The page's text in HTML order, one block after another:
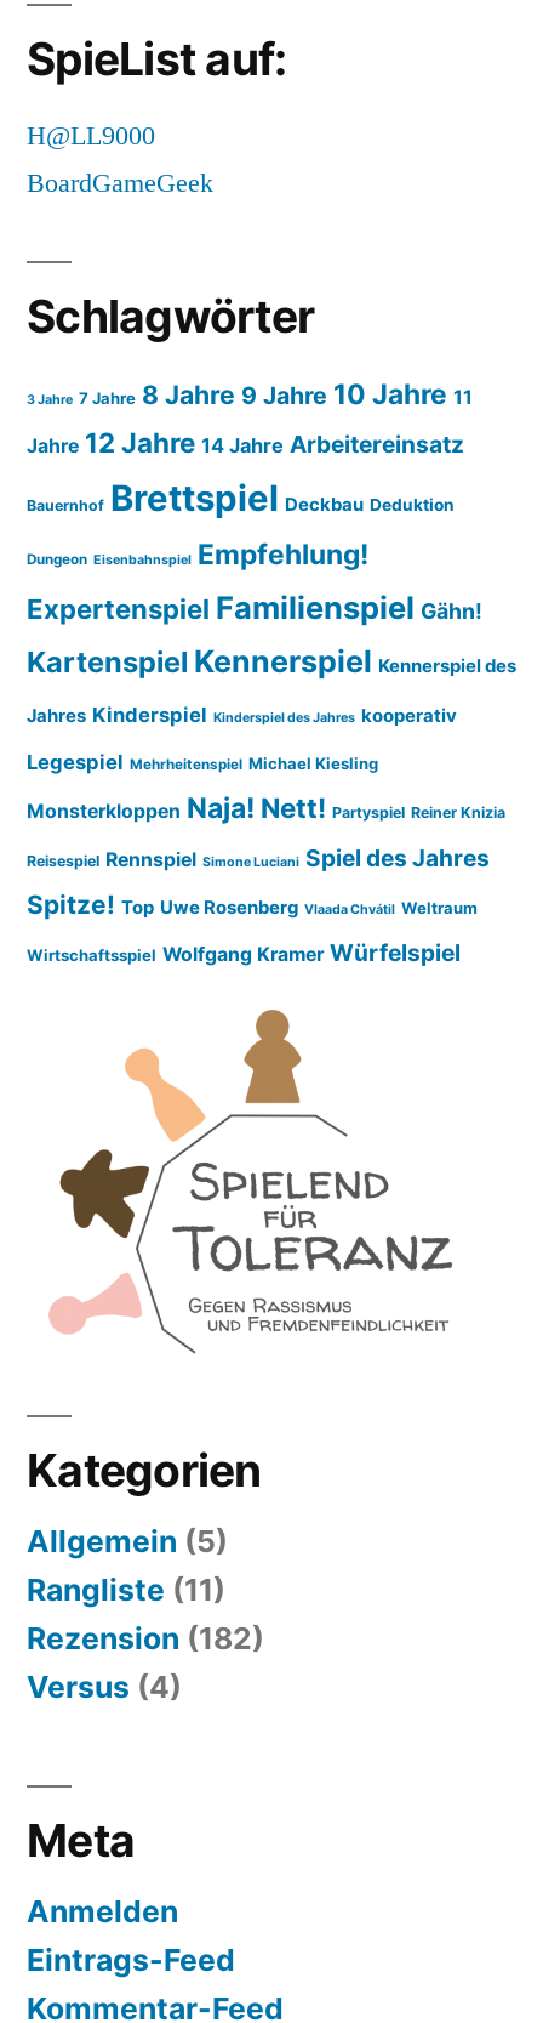
SpieList auf:
H@LL9000
BoardGameGeek
Schlagwörter
3 Jahre 7 Jahre 8 Jahre 9 Jahre 10 Jahre 11
Jahre 12 Jahre 14 Jahre Arbeitereinsatz
Bauernhof Brettspiel Deckbau Deduktion
Dungeon Eisenbahnspiel Empfehlung!
Expertenspiel Familienspiel Gähn!
Kartenspiel Kennerspiel Kennerspiel des
Jahres Kinderspiel Kinderspiel des Jahres kooperativ
Legespiel Mehrheitenspiel Michael Kiesling
Monsterkloppen Naja! Nett! Partyspiel Reiner Knizia
Reisespiel Rennspiel Simone Luciani Spiel des Jahres
Spitze! Top Uwe Rosenberg Vlaada Chvátil Weltraum
Wirtschaftsspiel Wolfgang Kramer Würfelspiel
Kategorien
Allgemein (5)
Rangliste (11)
Rezension (182)
Versus (4)
Meta
Anmelden
Eintrags-Feed
Kommentar-Feed